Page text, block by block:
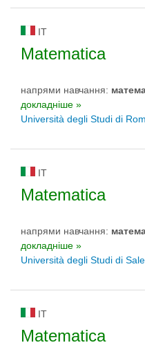
IT
Matematica
напрями навчання:
докладніше »
Università degli Studi di
IT
Matematica
напрями навчання:
докладніше »
Università degli Studi di
IT
Matematica